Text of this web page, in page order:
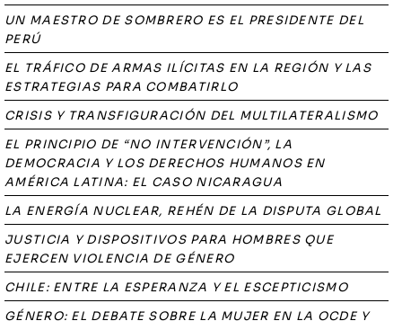
UN MAESTRO DE SOMBRERO ES EL PRESIDENTE DEL
PERÚ
EL TRÁFICO DE ARMAS ILÍCITAS EN LA REGIÓN Y LAS
ESTRATEGIAS PARA COMBATIRLO
CRISIS Y TRANSFIGURACIÓN DEL MULTILATERALISMO
EL PRINCIPIO DE “NO INTERVENCIÓN”, LA
DEMOCRACIA Y LOS DERECHOS HUMANOS EN
AMÉRICA LATINA: EL CASO NICARAGUA
LA ENERGÍA NUCLEAR, REHÉN DE LA DISPUTA GLOBAL
JUSTICIA Y DISPOSITIVOS PARA HOMBRES QUE
EJERCEN VIOLENCIA DE GÉNERO
CHILE: ENTRE LA ESPERANZA Y EL ESCEPTICISMO
GÉNERO: EL DEBATE SOBRE LA MUJER EN LA OCDE Y